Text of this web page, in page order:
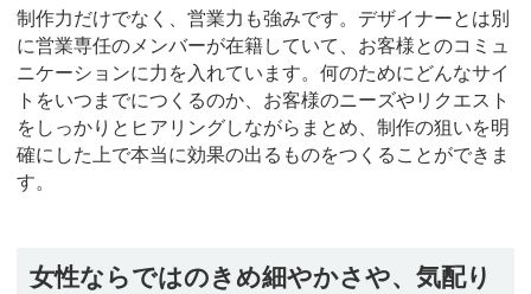
制作力だけでなく、営業力も強みです。デザイナーとは別
に営業専任のメンバーが在籍していて、お客様とのコミュ
ニケーションに力を入れています。何のためにどんなサイ
トをいつまでにつくるのか、お客様のニーズやリクエスト
をしっかりとヒアリングしながらまとめ、制作の狙いを明
確にした上で本当に効果の出るものをつくることができま
す。
女性ならではのきめ細やかさや、気配り